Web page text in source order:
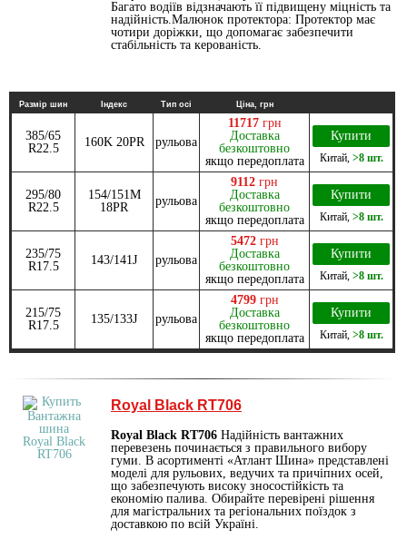
Багато водіїв відзначають її підвищену міцність та
надійність.Малюнок протектора: Протектор має
чотири доріжки, що допомагає забезпечити
стабільність та керованість.
Размір шин Індекс Тип осі Ціна, грн
385/65
R22.5
160K 20PR рульова
11717 грн
Доставка
безкоштовно
якщо передоплата
Купити
Китай, >8 шт.
295/80
R22.5
154/151M
18PR
рульова
9112 грн
Доставка
безкоштовно
якщо передоплата
Купити
Китай, >8 шт.
235/75
R17.5
143/141J рульова
5472 грн
Доставка
безкоштовно
якщо передоплата
Купити
Китай, >8 шт.
215/75
R17.5
135/133J рульова
4799 грн
Доставка
безкоштовно
якщо передоплата
Купити
Китай, >8 шт.
Royal Black RT706
Royal Black RT706 Надійність вантажних
перевезень починається з правильного вибору
гуми. В асортименті «Атлант Шина» представлені
моделі для рульових, ведучих та причіпних осей,
що забезпечують високу зносостійкість та
економію палива. Обирайте перевірені рішення
для магістральних та регіональних поїздок з
доставкою по всій Україні.